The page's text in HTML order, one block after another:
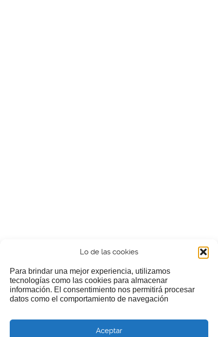
Lo de las cookies
Para brindar una mejor experiencia, utilizamos
tecnologías como las cookies para almacenar
información. El consentimiento nos permitirá procesar
datos como el comportamiento de navegación
Aceptar
¿Nos invitas a un cafecillo?
Si te gusta nuestra web puedes echar limosna a estos